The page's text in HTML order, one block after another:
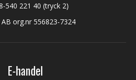
540 221 40 (tryck 2)
AB org.nr 556823-7324
E-handel